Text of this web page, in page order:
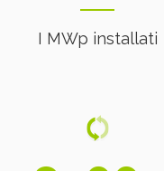
I MWp installati